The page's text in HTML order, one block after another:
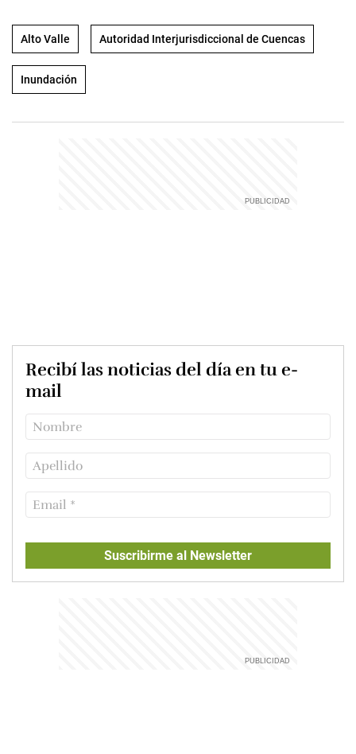
Alto Valle Autoridad Interjurisdiccional de Cuencas
Inundación
Recibí las noticias del día en tu e-
mail
Suscribirme al Newsletter